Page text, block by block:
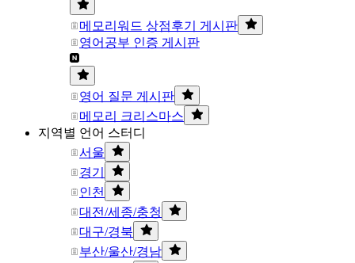
메모리워드 상점후기 게시판
영어공부 인증 게시판
영어 질문 게시판
메모리 크리스마스
지역별 언어 스터디
서울
경기
인천
대전/세종/충청
대구/경북
부산/울산/경남